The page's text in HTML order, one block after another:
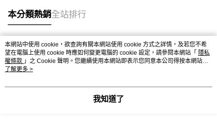
本分類熱銷全站排行
熱門標籤
本網站中使用 cookie，欲查詢有關本網站使用 cookie 方式之詳情，及若您不希
望在電腦上使用 cookie 時應如何變更電腦的 cookie 設定，請參閱本網站「 隱私
權條款 」之 Cookie 聲明。您繼續使用本網站即表示您同意本公司得按本網站使
用條款之 Cookie 聲明使用 cookie。
了解更多 >
我知道了